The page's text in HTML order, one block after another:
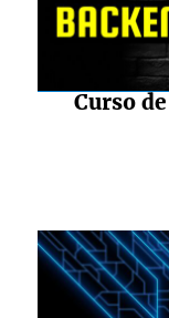
Curso